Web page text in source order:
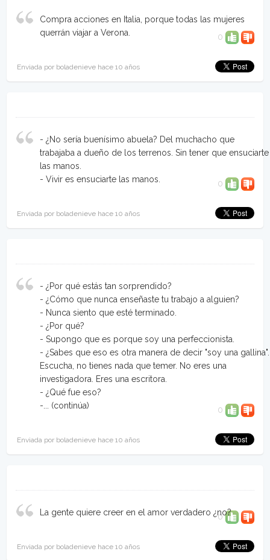
Compra acciones en Italia, porque todas las mujeres
querrán viajar a Verona.
0
Enviada por boladenieve hace 10 años
- ¿No sería buenísimo abuela? Del muchacho que
trabajaba a dueño de los terrenos. Sin tener que ensuciarte
las manos.
- Vivir es ensuciarte las manos.
0
Enviada por boladenieve hace 10 años
- ¿Por qué estás tan sorprendido?
- ¿Cómo que nunca enseñaste tu trabajo a alguien?
- Nunca siento que esté terminado.
- ¿Por qué?
- Supongo que es porque soy una perfeccionista.
- ¿Sabes que eso es otra manera de decir "soy una gallina".
Escucha, no tienes nada que temer. No eres una
investigadora. Eres una escritora.
- ¿Qué fue eso?
-... (continúa) 0
Enviada por boladenieve hace 10 años
La gente quiere creer en el amor verdadero ¿no?
0
Enviada por boladenieve hace 10 años